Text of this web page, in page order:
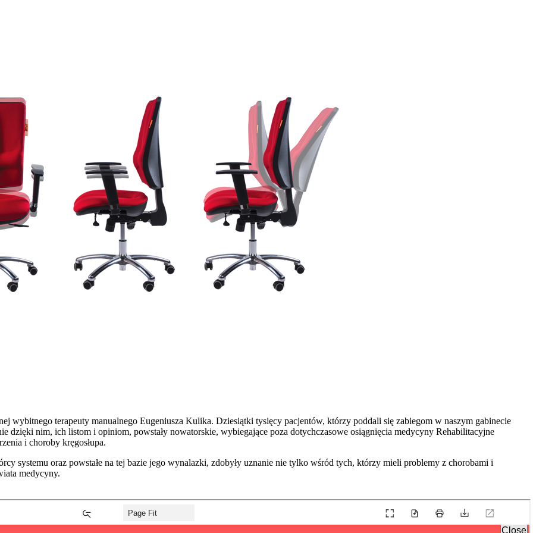
wybitnego terapeuty manualnego Eugeniusza Kulika. Dziesiątki tysięcy pacjentów, którzy poddali się zabiegom w naszym gabinecie
dzięki nim, ich listom i opiniom, powstały nowatorskie, wybiegające poza dotychczasowe osiągnięcia medycyny Rehabilitacyjne
i choroby kręgosłupa.
systemu oraz powstałe na tej bazie jego wynalazki, zdobyły uznanie nie tylko wśród tych, którzy mieli problemy z chorobami i
medycyny.